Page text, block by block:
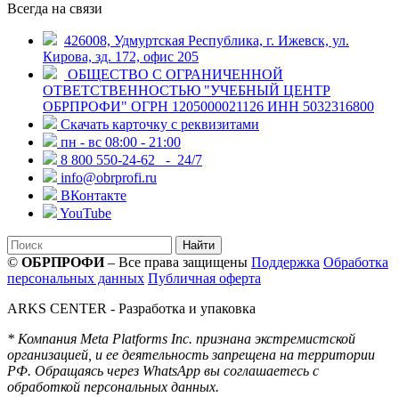
Всегда на связи
426008, Удмуртская Республика, г. Ижевск, ул.
Кирова, зд. 172, офис 205
ОБЩЕСТВО С ОГРАНИЧЕННОЙ
ОТВЕТСТВЕННОСТЬЮ "УЧЕБНЫЙ ЦЕНТР
ОБРПРОФИ" ОГРН 1205000021126 ИНН 5032316800
Скачать карточку с реквизитами
пн - вс 08:00 - 21:00
8 800 550-24-62
- 24/7
info@obrprofi.ru
ВКонтакте
YouTube
Найти
© ОБРПРОФИ– Все права защищены Поддержка Обработка
персональных данных Публичная оферта
ARKS CENTER - Разработка и упаковка
* Компания Meta Platforms Inc. признана экстремистской
организацией, и ее деятельность запрещена на территории
РФ. Обращаясь через WhatsApp вы соглашаетесь с
обработкой персональных данных.